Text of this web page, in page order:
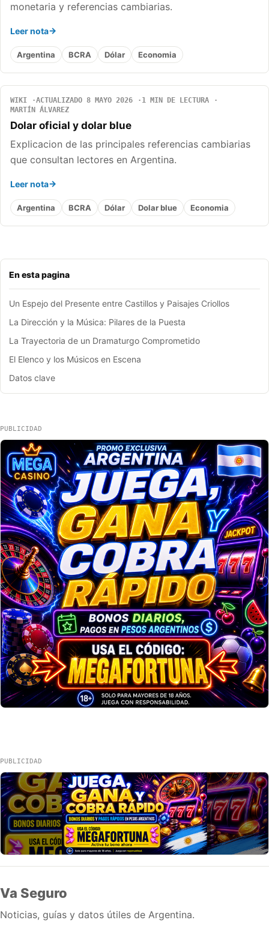
En esta pagina
Un Espejo del Presente entre Castillos y Paisajes Criollos
La Dirección y la Música: Pilares de la Puesta
La Trayectoria de un Dramaturgo Comprometido
El Elenco y los Músicos en Escena
Datos clave
monetaria y referencias cambiarias.
Leer nota
Argentina BCRA Dólar Economia
WIKI ACTUALIZADO 8 MAYO 2026
1 MIN DE LECTURA
MARTÍN ÁLVAREZ
Dolar oficial y dolar blue
Explicacion de las principales referencias cambiarias
que consultan lectores en Argentina.
Leer nota
Argentina BCRA Dólar Dolar blue Economia
PUBLICIDAD
PUBLICIDAD
Va Seguro
Noticias, guías y datos útiles de Argentina.